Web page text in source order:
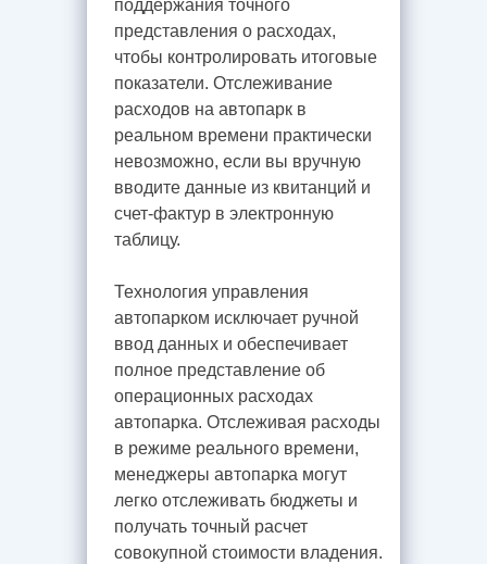
поддержания точного
представления о расходах,
чтобы контролировать итоговые
показатели. Отслеживание
расходов на автопарк в
реальном времени практически
невозможно, если вы вручную
вводите данные из квитанций и
счет-фактур в электронную
таблицу.
Технология управления
автопарком исключает ручной
ввод данных и обеспечивает
полное представление об
операционных расходах
автопарка. Отслеживая расходы
в режиме реального времени,
менеджеры автопарка могут
легко отслеживать бюджеты и
получать точный расчет
совокупной стоимости владения.